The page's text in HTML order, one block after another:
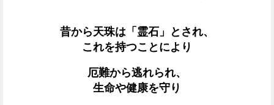
昔から天珠は「霊石」とされ、
これを持つことにより
厄難から逃れられ、
生命や健康を守り